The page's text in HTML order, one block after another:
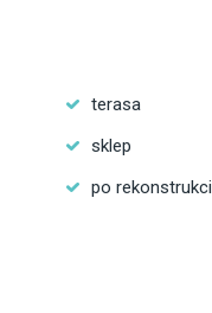
terasa
sklep
po rekonstrukci